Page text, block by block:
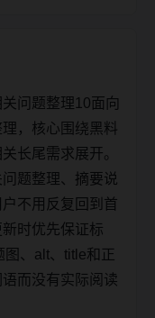
问题整理10面向
，核心围绕黑料
长尾需求展开。
题整理、摘要说
不用反复回到首
时优先保证标
、alt、title和正
而没有实际阅读